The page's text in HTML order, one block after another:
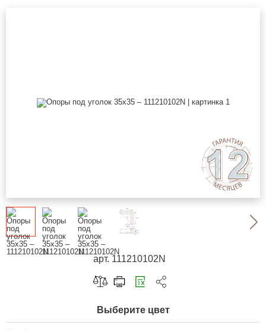
арт. 111210102N
Скопировать ссылку
Telegram
Выберите цвет